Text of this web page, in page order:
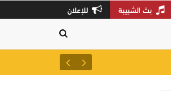
بث الشبيبة للإعلان
لتعزيز سلاسل الإمداد..